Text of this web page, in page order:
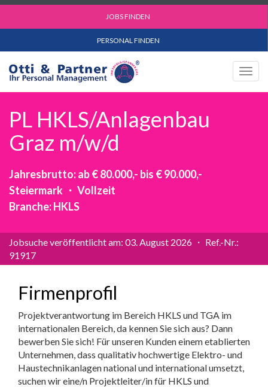
JOBS FINDEN
PERSONAL FINDEN
PL HKLS/Anlagenbau
Graz m/w/d
Jahresbrutto: ab € 80.000,- bis € 90.000,-
Steiermark ・ Vollzeit
Branche: HKLS
Jobsuche veröffentlicht am: 03. August 2026 ・ Ref.-Nr.:
91917
Firmenprofil
Projektverantwortung im Bereich HKLS und TGA im
internationalen Bereich, da kennen Sie sich aus? Dann
bewerben Sie sich! Für unseren Kunden einem etablierten
Unternehmen, dass qualitativ hochwertige Elektro- und
Haustechnikanlagen national und international umsetzt,
suchen wir eine/n Projektleiter/in für HKLS und